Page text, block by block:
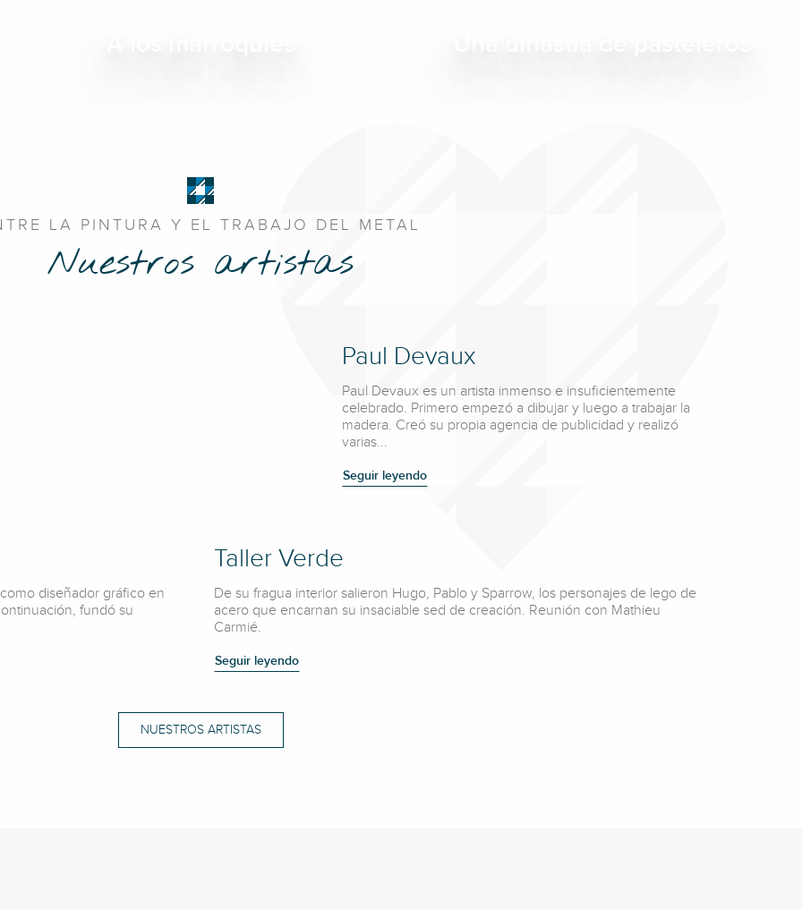
LA PINTURA Y EL TRABAJO DEL METAL
Nuestros artistas
Paul Devaux
Paul Devaux es un artista inmenso e insuficientemente
celebrado. Primero empezó a dibujar y luego a trabajar la
madera. Creó su propia agencia de publicidad y realizó
varias...
Seguir leyendo
diseñador gráfico en
fundó su
Taller Verde
De su fragua interior salieron Hugo, Pablo y Sparrow, los personajes de lego de
acero que encarnan su insaciable sed de creación. Reunión con Mathieu
Carmié.
Seguir leyendo
NUESTROS ARTISTAS